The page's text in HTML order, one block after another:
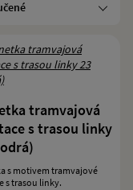
tramvajová
s trasou linky
s motivem tramvajové
s trasou linky.